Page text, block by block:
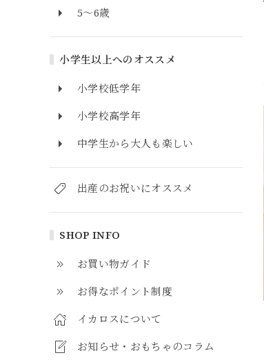
5～6歳
小学生以上へのオススメ
小学校低学年
小学校高学年
中学生から大人も楽しい
出産のお祝いにオススメ
SHOP INFO
お買い物ガイド
お得なポイント制度
イカロスについて
お知らせ・おもちゃのコラム